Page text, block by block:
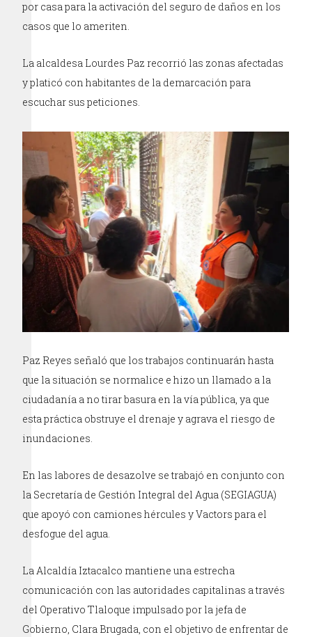
por casa para la activación del seguro de daños en los
casos que lo ameriten.
La alcaldesa Lourdes Paz recorrió las zonas afectadas
y platicó con habitantes de la demarcación para
escuchar sus peticiones.
Paz Reyes señaló que los trabajos continuarán hasta
que la situación se normalice e hizo un llamado a la
ciudadanía a no tirar basura en la vía pública, ya que
esta práctica obstruye el drenaje y agrava el riesgo de
inundaciones.
En las labores de desazolve se trabajó en conjunto con
la Secretaría de Gestión Integral del Agua (SEGIAGUA)
que apoyó con camiones hércules y Vactors para el
desfogue del agua.
La Alcaldía Iztacalco mantiene una estrecha
comunicación con las autoridades capitalinas a través
del Operativo Tlaloque impulsado por la jefa de
Gobierno, Clara Brugada, con el objetivo de enfrentar de